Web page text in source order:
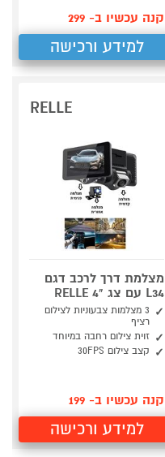
קנה עכשיו ב- 299
למידע ורכישה
RELLE
מצלמת דרך לרכב דגם
L34 עם צג "4 RELLE
3 מצלמות צבעוניות לצילום
רציף
זוית צילום רחבה במיוחד
קצב צילום 30FPS
קנה עכשיו ב- 199
למידע ורכישה